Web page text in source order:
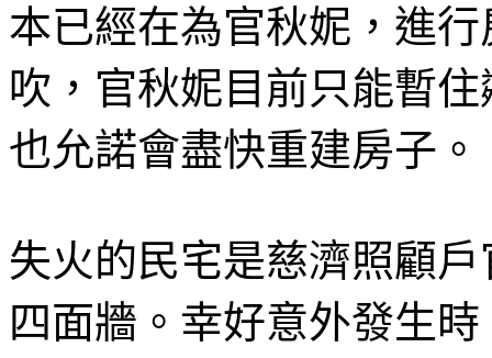
本已經在為官秋妮，進
吹，官秋妮目前只能暫
也允諾會盡快重建房子。
失火的民宅是慈濟照顧
四面牆。幸好意外發生